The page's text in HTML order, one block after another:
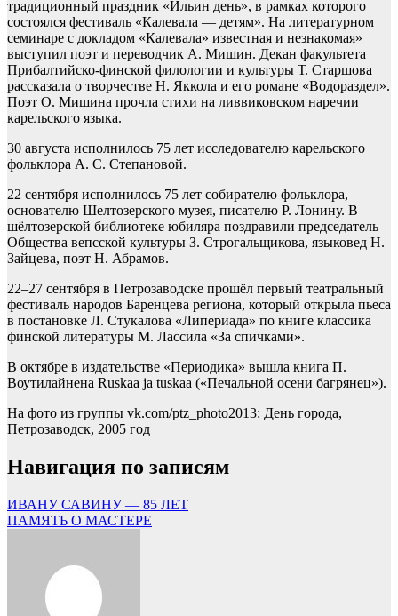
традиционный праздник «Ильин день», в рамках которого
состоялся фестиваль «Калевала — детям». На литературном
семинаре с докладом «Калевала» известная и незнакомая»
выступил поэт и переводчик А. Мишин. Декан факультета
Прибалтийско-финской филологии и культуры Т. Старшова
рассказала о творчестве Н. Яккола и его романе «Водораздел».
Поэт О. Мишина прочла стихи на ливвиковском наречии
карельского языка.
30 августа исполнилось 75 лет исследователю карельского
фольклора А. С. Степановой.
22 сентября исполнилось 75 лет собирателю фольклора,
основателю Шелтозерского музея, писателю Р. Лонину. В
шёлтозерской библиотеке юбиляра поздравили председатель
Общества вепсской культуры З. Строгальщикова, языковед Н.
Зайцева, поэт Н. Абрамов.
22–27 сентября в Петрозаводске прошёл первый театральный
фестиваль народов Баренцева региона, который открыла пьеса
в постановке Л. Стукалова «Липериада» по книге классика
финской литературы М. Лассила «За спичками».
В октябре в издательстве «Периодика» вышла книга П.
Воутилайнена Ruskaa ja tuskaa («Печальной осени багрянец»).
На фото из группы vk.com/ptz_photo2013: День города,
Петрозаводск, 2005 год
Навигация по записям
ИВАНУ САВИНУ — 85 ЛЕТ
ПАМЯТЬ О МАСТЕРЕ